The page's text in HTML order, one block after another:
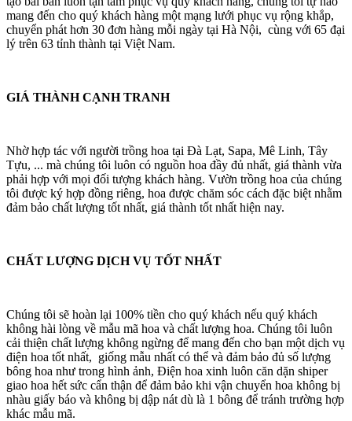
mang đến cho quý khách hàng một mạng lưới phục vụ rộng khắp,
chuyển phát hơn 30 đơn hàng mỗi ngày tại Hà Nội, cùng với 65 đại
lý trên 63 tỉnh thành tại Việt Nam.
GIÁ THÀNH CẠNH TRANH
Nhờ hợp tác với người trồng hoa tại Đà Lạt, Sapa, Mê Linh, Tây
Tựu, ... mà chúng tôi luôn có nguồn hoa đầy đủ nhất, giá thành vừa
phải hợp với mọi đối tượng khách hàng. Vườn trồng hoa của chúng
tôi được ký hợp đồng riêng, hoa được chăm sóc cách đặc biệt nhằm
đảm bảo chất lượng tốt nhất, giá thành tốt nhất hiện nay.
CHẤT LƯỢNG DỊCH VỤ TỐT NHẤT
Chúng tôi sẽ hoàn lại 100% tiền cho quý khách nếu quý khách
không hài lòng về mẫu mã hoa và chất lượng hoa. Chúng tôi luôn
cải thiện chất lượng không ngừng để mang đến cho bạn một dịch vụ
điện hoa tốt nhất, giống mẫu nhất có thể và đảm bảo đủ số lượng
bông hoa như trong hình ảnh, Điện hoa xinh luôn căn dặn shiper
giao hoa hết sức cẩn thận để đảm bảo khi vận chuyển hoa không bị
nhàu giấy báo và không bị dập nát dù là 1 bông để tránh trường hợp
khác mẫu mã.